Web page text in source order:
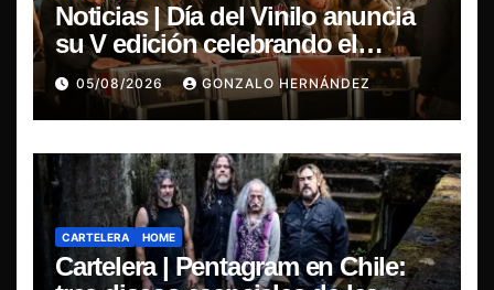
Noticias | Día del Vinilo anuncia
su V edición celebrando el
regreso del 7″ fabricado en Chile
05/08/2026 GONZALO HERNÁNDEZ
CARTELERA HOME
Cartelera | Pentagram en Chile: